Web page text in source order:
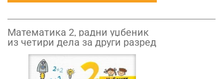
Математика 2, радни уџбеник
из четири дела за други разред